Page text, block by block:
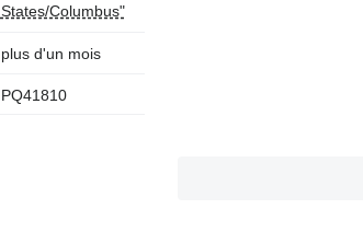
States/Columbus"
plus d'un mois
PQ41810